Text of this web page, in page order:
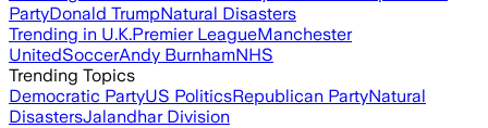
PartyDonald TrumpNatural Disasters
Trending in U.K.Premier LeagueManchester
UnitedSoccerAndy BurnhamNHS
Trending Topics
Democratic PartyUS PoliticsRepublican PartyNatural
DisastersJalandhar Division